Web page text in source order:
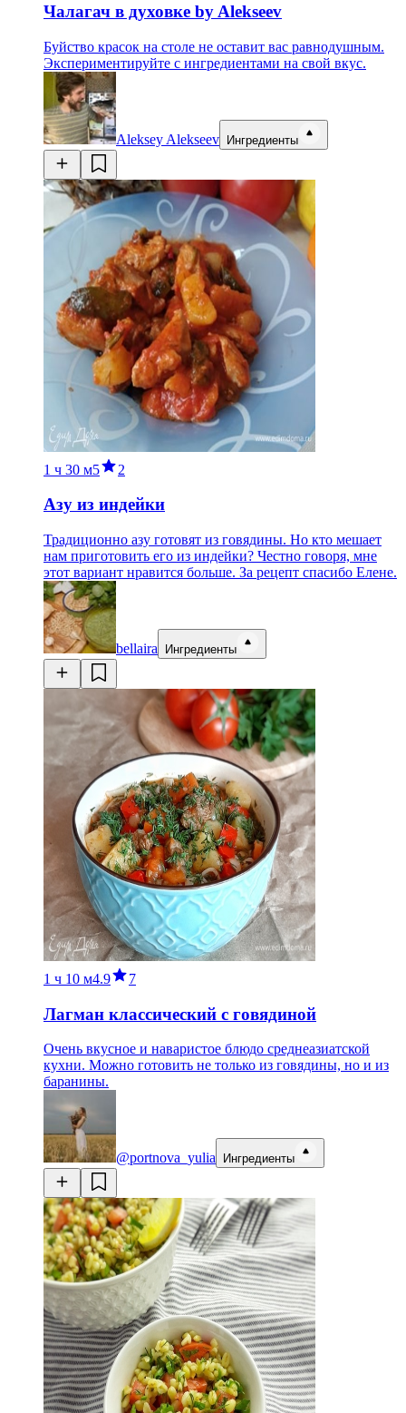
Чалагач в духовке by Alekseev
Буйство красок на столе не оставит вас равнодушным.
Экспериментируйте с ингредиентами на свой вкус.
Aleksey Alekseev Ингредиенты
1 ч 30 м5 2
Азу из индейки
Традиционно азу готовят из говядины. Но кто мешает
нам приготовить его из индейки? Честно говоря, мне
этот вариант нравится больше. За рецепт спасибо Елене.
bellaira Ингредиенты
1 ч 10 м4.9 7
Лагман классический с говядиной
Очень вкусное и наваристое блюдо среднеазиатской
кухни. Можно готовить не только из говядины, но и из
баранины.
@portnova_yulia Ингредиенты